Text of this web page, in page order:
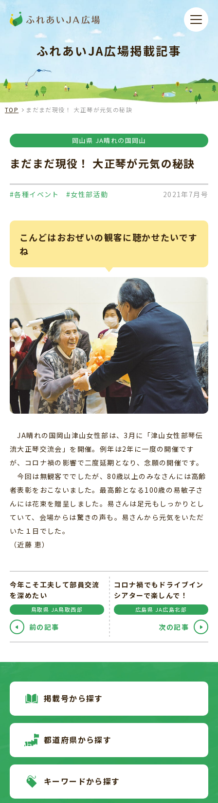
ふれあいJA広場掲載記事
TOP まだまだ現役！ 大正琴が元気の秘訣
岡山県 JA晴れの国岡山
まだまだ現役！ 大正琴が元気の秘訣
#各種イベント #女性部活動 2021年7月号
こんどはおおぜいの観客に聴かせたいです
ね
JA晴れの国岡山津山女性部は、3月に「津山女性部琴伝
流大正琴交流会」を開催。例年は2年に一度の開催です
が、コロナ禍の影響で二度延期となり、念願の開催です。
今回は無観客ででしたが、80歳以上のみなさんには高齢
者表彰をおこないました。最高齢となる100歳の易敏子さ
んには花束を贈呈しました。易さんは足元もしっかりとし
ていて、会場からは驚きの声も。易さんから元気をいただ
いた１日でした。
（近藤 恵）
今年こそ工夫して部員交流
を深めたい
鳥取県 JA鳥取西部
前の記事
コロナ禍でもドライブイン
シアターで楽しんで！
広島県 JA広島北部
次の記事
掲載号から探す
都道府県から探す
キーワードから探す